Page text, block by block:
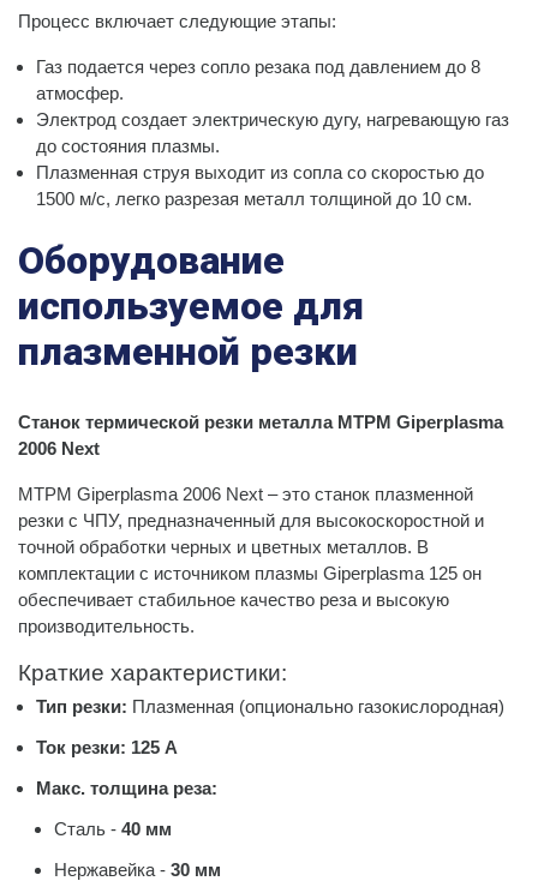
Процесс включает следующие этапы:
Газ подается через сопло резака под давлением до 8
атмосфер.
Электрод создает электрическую дугу, нагревающую газ
до состояния плазмы.
Плазменная струя выходит из сопла со скоростью до
1500 м/с, легко разрезая металл толщиной до 10 см.
Оборудование
используемое для
плазменной резки
Станок термической резки металла MTPM Giperplasma
2006 Next
MTPM Giperplasma 2006 Next – это станок плазменной
резки с ЧПУ, предназначенный для высокоскоростной и
точной обработки черных и цветных металлов. В
комплектации с источником плазмы Giperplasma 125 он
обеспечивает стабильное качество реза и высокую
производительность.
Краткие характеристики:
Тип резки: Плазменная (опционально газокислородная)
Ток резки: 125 А
Макс. толщина реза:
Сталь - 40 мм
Нержавейка - 30 мм